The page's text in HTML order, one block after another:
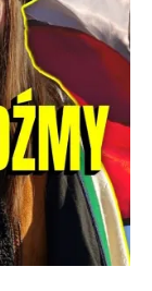
pół Kaliningradu
należałby do